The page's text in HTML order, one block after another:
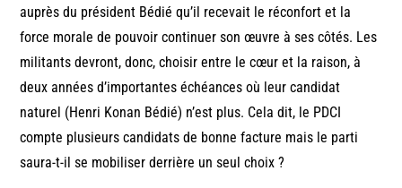
auprès du président Bédié qu’il recevait le réconfort et la
force morale de pouvoir continuer son œuvre à ses côtés. Les
militants devront, donc, choisir entre le cœur et la raison, à
deux années d’importantes échéances où leur candidat
naturel (Henri Konan Bédié) n’est plus. Cela dit, le PDCI
compte plusieurs candidats de bonne facture mais le parti
saura-t-il se mobiliser derrière un seul choix ?